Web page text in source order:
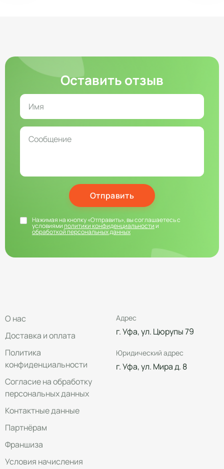
Оставить отзыв
Отправить
Нажимая на кнопку «Отправить», вы соглашаетесь с
условиямиполитики конфиденциальностии
обработкой персональных данных
О нас
Доставка и оплата
Политика
конфиденциальности
Согласие на обработку
персональных данных
Контактные данные
Партнёрам
Франшиза
Условия начисления
Адрес
г. Уфа, ул. Цюрупы 79
Юридический адрес
г. Уфа, ул. Мира д. 8